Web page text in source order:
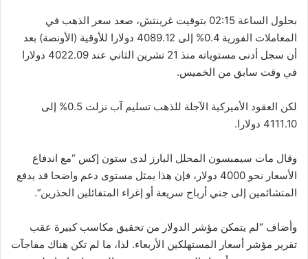
بحلول الساعة 02:15 بتوقيت غرينتش، صعد سعر الذهب في
المعاملات الفورية 0.4% إلى 4089.12 دولارا للأوقية (الأونصة) بعد
أن سجل أدنى مستوياته منذ 21 تشرين الثاني عند 4022.09 دولارا
في وقت سابق من الخميس.
لكن العقود الأميركية الآجلة للذهب تسليم آب نزلت 0.5% إلى
4111.10 دولارا.
وقال مات سيمبسون المحلل البارز لدى ستون إكس “مع اندفاع
الأسعار نحو 4000 دولار، فإن هذا يمثل مستوى دعم واضحا قد يدفع
المتشائمين إلى جني أرباح سريعة أو إغراء المتفائلين الحذرين”.
وأضاف “لم يتمكن مؤشر الدولار من تحقيق مكاسب كبيرة عقب
تقرير مؤشر أسعار المستهلكين الأربعاء. لذا، ما لم تكن هناك مفاجآت